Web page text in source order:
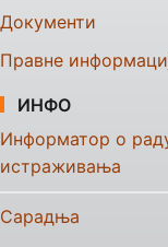
Документи
Правне
ИНФО
Информатор о
истраживања
Сарадња